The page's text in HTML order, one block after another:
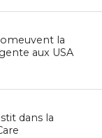
la
aux USA
dans la